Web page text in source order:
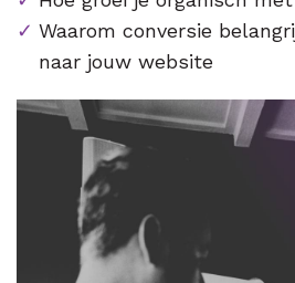
Waarom conversie
naar jouw website